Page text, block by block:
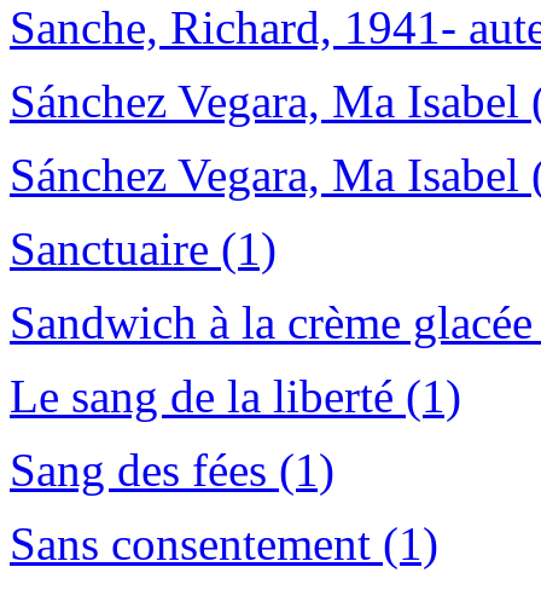
Sanche, Richard, 1941-
Sánchez Vegara, Ma
Sánchez Vegara, Ma
Sanctuaire (1)
Sandwich à la crème
Le sang de la liberté (1)
Sang des fées (1)
Sans consentement (1)